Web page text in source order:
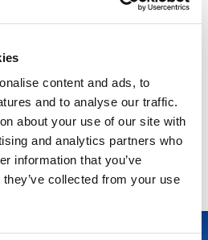
content and ads, to
and to analyse our traffic.
about your use of our site with
and analytics partners who
information that you’ve
collected from your use